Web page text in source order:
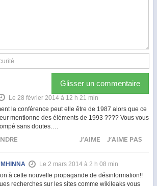
Glisser un commentaire
Le 28 février 2014 à 12 h 21 min
la conférence peut elle être de 1987 alors que ce
mentionne des éléments de 1993 ???? Vous vous
sans doutes….
J'AIME J'AIME PAS
Le 2 mars 2014 à 2 h 08 min
à cette nouvelle propagande de désinformation!!
recherches sur les sites comme wikileaks vous